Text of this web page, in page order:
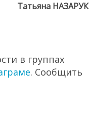
Татьяна НАЗАРУК
в группах
. Сообщить